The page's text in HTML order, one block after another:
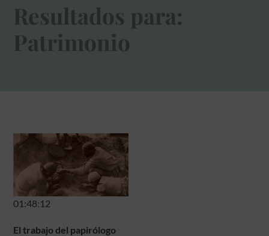
Resultados para:
Patrimonio
01:48:12
El trabajo del papirólogo